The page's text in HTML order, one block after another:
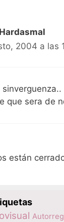
2004 a las
que sera de
están